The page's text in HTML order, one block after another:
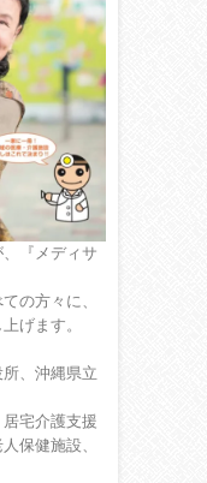
『メディサ
の方々に、
げます。
所、沖縄県立
居宅介護支援
保健施設、